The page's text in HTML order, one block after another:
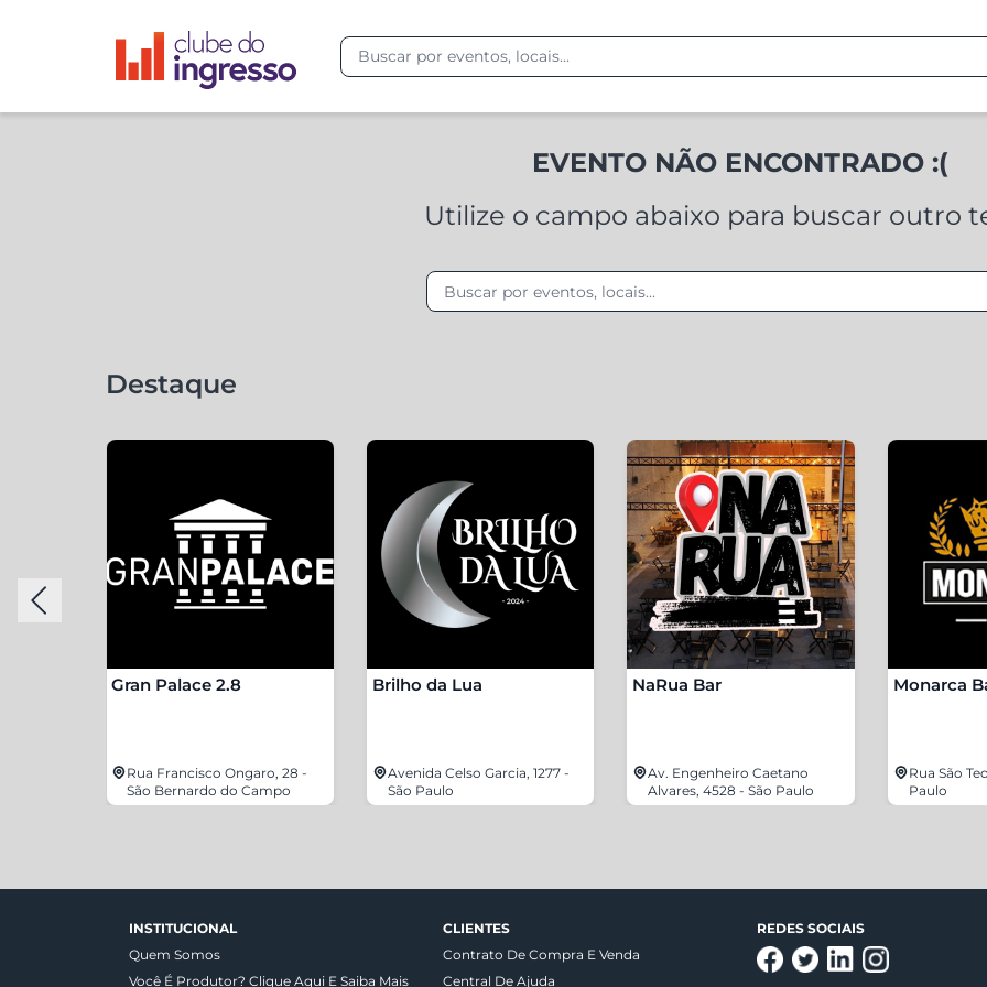
EVENTO NÃO ENCONTRADO :(
Utilize o campo abaixo para buscar outro
Destaque
Gran Palace 2.8
Rua Francisco Ongaro, 28 -
São Bernardo do Campo
Brilho da Lua
Avenida Celso Garcia, 1277 -
São Paulo
NaRua Bar
Av. Engenheiro Caetano
Alvares, 4528 - São Paulo
Monarca
Rua São
Paulo
INSTITUCIONAL
Quem Somos
Você É Produtor? Clique Aqui E Saiba Mais
CLIENTES
Contrato De Compra E Venda
Central De Ajuda
REDES SOCIAIS